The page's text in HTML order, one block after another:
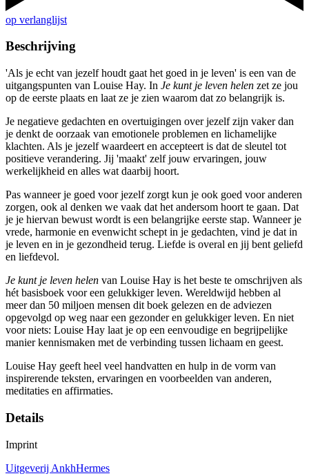
op verlanglijst
Beschrijving
'Als je echt van jezelf houdt gaat het goed in je leven' is een van de
uitgangspunten van Louise Hay. In Je kunt je leven helen zet ze jou
op de eerste plaats en laat ze je zien waarom dat zo belangrijk is.
Je negatieve gedachten en overtuigingen over jezelf zijn vaker dan
je denkt de oorzaak van emotionele problemen en lichamelijke
klachten. Als je jezelf waardeert en accepteert is dat de sleutel tot
positieve verandering. Jij 'maakt' zelf jouw ervaringen, jouw
werkelijkheid en alles wat daarbij hoort.
Pas wanneer je goed voor jezelf zorgt kun je ook goed voor anderen
zorgen, ook al denken we vaak dat het andersom hoort te gaan. Dat
je je hiervan bewust wordt is een belangrijke eerste stap. Wanneer je
vrede, harmonie en evenwicht schept in je gedachten, vind je dat in
je leven en in je gezondheid terug. Liefde is overal en jij bent geliefd
en liefdevol.
Je kunt je leven helen van Louise Hay is het beste te omschrijven als
hét basisboek voor een gelukkiger leven. Wereldwijd hebben al
meer dan 50 miljoen mensen dit boek gelezen en de adviezen
opgevolgd op weg naar een gezonder en gelukkiger leven. En niet
voor niets: Louise Hay laat je op een eenvoudige en begrijpelijke
manier kennismaken met de verbinding tussen lichaam en geest.
Louise Hay geeft heel veel handvatten en hulp in de vorm van
inspirerende teksten, ervaringen en voorbeelden van anderen,
meditaties en affirmaties.
Details
Imprint
Uitgeverij AnkhHermes